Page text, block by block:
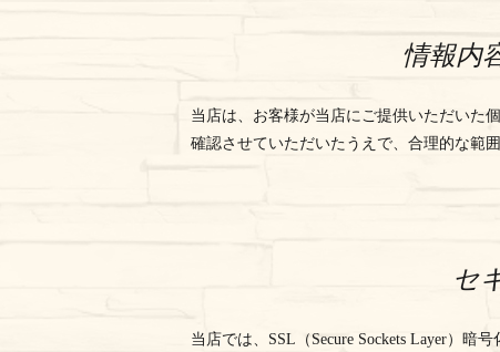
情報内
当店は、お客様が当店にご提供いただいた
確認させていただいたうえで、合理的な範
セ
当店では、SSL（Secure Sockets Layer）暗